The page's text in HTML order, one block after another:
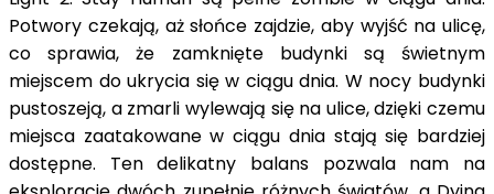
Potwory czekają, aż słońce zajdzie, aby wyjść na ulicę,
co sprawia, że zamknięte budynki są świetnym
miejscem do ukrycia się w ciągu dnia. W nocy budynki
pustoszeją, a zmarli wylewają się na ulice, dzięki czemu
miejsca zaatakowane w ciągu dnia stają się bardziej
dostępne. Ten delikatny balans pozwala nam na